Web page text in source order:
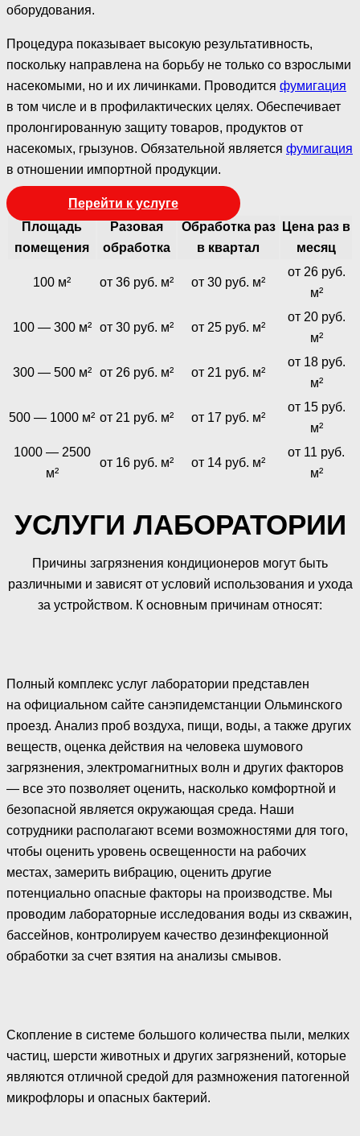
оборудования.
Процедура показывает высокую результативность,
поскольку направлена на борьбу не только со взрослыми
насекомыми, но и их личинками. Проводится фумигация
в том числе и в профилактических целях. Обеспечивает
пролонгированную защиту товаров, продуктов от
насекомых, грызунов. Обязательной является фумигация
в отношении импортной продукции.
Перейти к услуге
Площадь
помещения
Разовая
обработка
Обработка раз
в квартал
Цена раз в
месяц
100 м² от 36 руб. м² от 30 руб. м²
от 26 руб.
м²
100 — 300 м² от 30 руб. м² от 25 руб. м²
от 20 руб.
м²
300 — 500 м² от 26 руб. м² от 21 руб. м²
от 18 руб.
м²
500 — 1000 м² от 21 руб. м² от 17 руб. м²
от 15 руб.
м²
1000 — 2500
м²
от 16 руб. м² от 14 руб. м²
от 11 руб.
м²
УСЛУГИ ЛАБОРАТОРИИ
Причины загрязнения кондиционеров могут быть
различными и зависят от условий использования и ухода
за устройством. К основным причинам относят:
Полный комплекс услуг лаборатории представлен
на официальном сайте санэпидемстанции Ольминского
проезд. Анализ проб воздуха, пищи, воды, а также других
веществ, оценка действия на человека шумового
загрязнения, электромагнитных волн и других факторов
— все это позволяет оценить, насколько комфортной и
безопасной является окружающая среда. Наши
сотрудники располагают всеми возможностями для того,
чтобы оценить уровень освещенности на рабочих
местах, замерить вибрацию, оценить другие
потенциально опасные факторы на производстве. Мы
проводим лабораторные исследования воды из скважин,
бассейнов, контролируем качество дезинфекционной
обработки за счет взятия на анализы смывов.
Скопление в системе большого количества пыли, мелких
частиц, шерсти животных и других загрязнений, которые
являются отличной средой для размножения патогенной
микрофлоры и опасных бактерий.